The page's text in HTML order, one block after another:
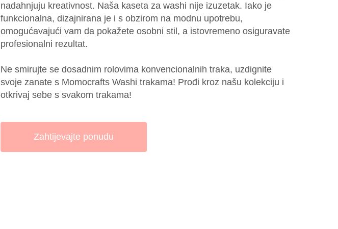
nadahnjuju kreativnost. Naša kaseta za washi nije izuzetak. Iako je
funkcionalna, dizajnirana je i s obzirom na modnu upotrebu,
omogućavajući vam da pokažete osobni stil, a istovremeno osiguravate
profesionalni rezultat.
Ne smirujte se dosadnim rolovima konvencionalnih traka, uzdignite
svoje zanate s Momocrafts Washi trakama! Prođi kroz našu kolekciju i
otkrivaj sebe s svakom trakama!
Zahtijevajte ponudu